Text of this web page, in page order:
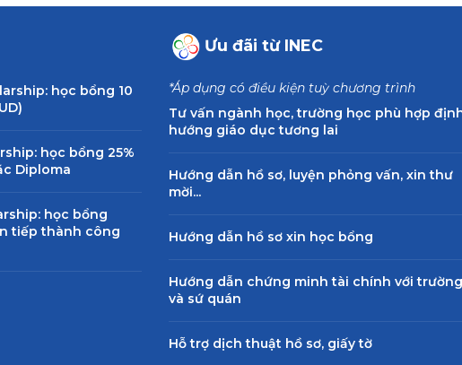
học bổng 10
học bổng 25%
Diploma
học bổng
tiếp thành công
Ưu đãi từ INEC
*Áp dụng có điều kiện tuỳ chương trình
Tư vấn ngành học, trường học phù hợp
hướng giáo dục tương lai
Hướng dẫn hồ sơ, luyện phỏng vấn, xin thư
mời...
Hướng dẫn hồ sơ xin học bổng
Hướng dẫn chứng minh tài chính với trường
và sứ quán
Hỗ trợ dịch thuật hồ sơ, giấy tờ